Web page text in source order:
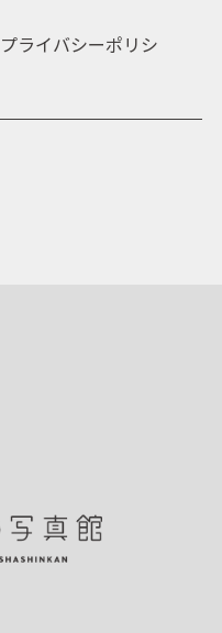
プライバシーポリシ